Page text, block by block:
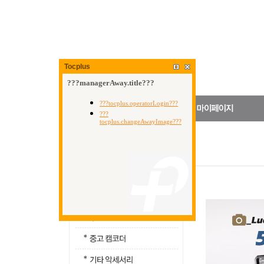
Tocplus